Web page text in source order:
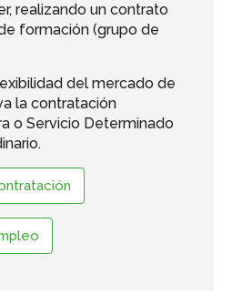
realizando un contrato
formación (grupo de
del mercado de
la contratación
o Servicio Determinado